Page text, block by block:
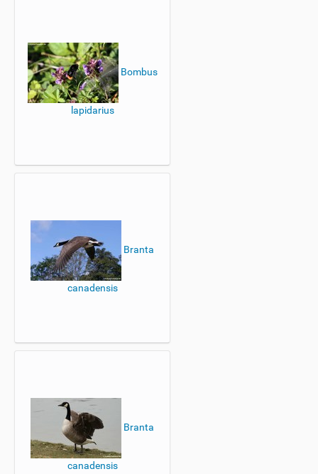
Bombus
lapidarius
Branta
canadensis
Branta
canadensis